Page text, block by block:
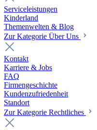
Serviceleistungen
Kinderland
Themenwelten & Blog
Zur Kategorie Über Uns
Kontakt
Karriere & Jobs
FAQ
Firmengeschichte
Kundenzufriedenheit
Standort
Zur Kategorie Rechtliches